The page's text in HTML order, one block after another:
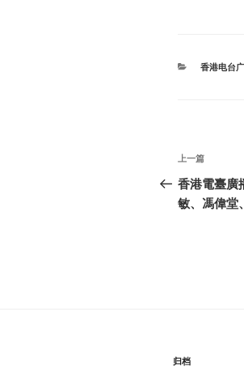
分
香港电台
文
章
导
上
一
篇
上一篇
香港電臺廣
敏、馮偉堂
归档